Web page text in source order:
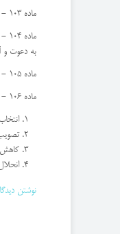
ماده 103 - در كلیه مواردی كه در این قانون اكثریت آراء در مجامع عمومی ذكر شده است مراد اكثریت آراء حاضرین در جلسه است.
به دعوت و
ماده 105 - از مذاكرات و تصمیمات مجمع عمومی صورتجلسه‌ای توسط منشی ترتیب داده می‌شود كه به امضاء هیأت‌رییسه مجمع رسیده و یك‌نسخه از آن در مركز شركت نگهداری خواهد شد.
ماده 106 - در مواردی كه تصمیمات مجمع عمومی متضمن یكی از امور ذیل باشد یك نسخه از صورتجلسه مجمع باید به جهت ثبت به مرجع‌شركت‌ها ارسال گردد:
تصویب
كاهش
نوشتن